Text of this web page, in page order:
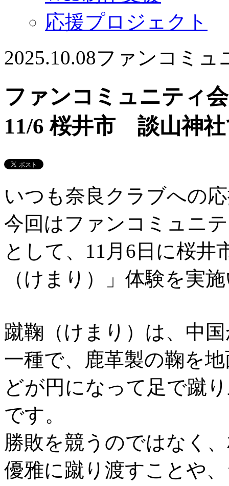
応援プロジェクト
2025.10.08ファンコミュ
ファンコミュニティ
11/6 桜井市 談山神
いつも奈良クラブへの
今回はファンコミュニ
として、11月6日に桜井
（けまり）」体験を実
蹴鞠（けまり）は、中
一種で、鹿革製の鞠を
どが円になって足で蹴
です。
勝敗を競うのではなく
優雅に蹴り渡すことや